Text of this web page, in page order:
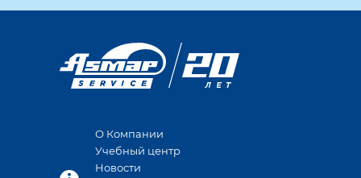
О Компании
Учебный центр
Новости